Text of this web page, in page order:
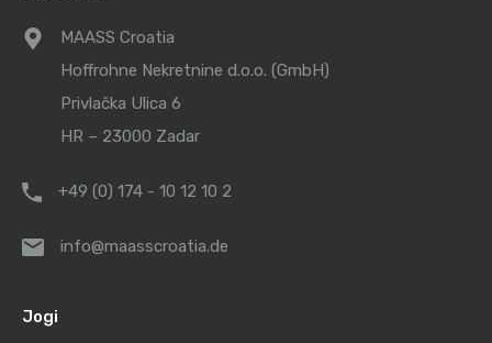
MAASS Croatia
Hoffrohne Nekretnine d.o.o. (GmbH)
Privlačka Ulica 6
HR – 23000 Zadar
+49 (0) 174 - 10 12 10 2
info@maasscroatia.de
Jogi